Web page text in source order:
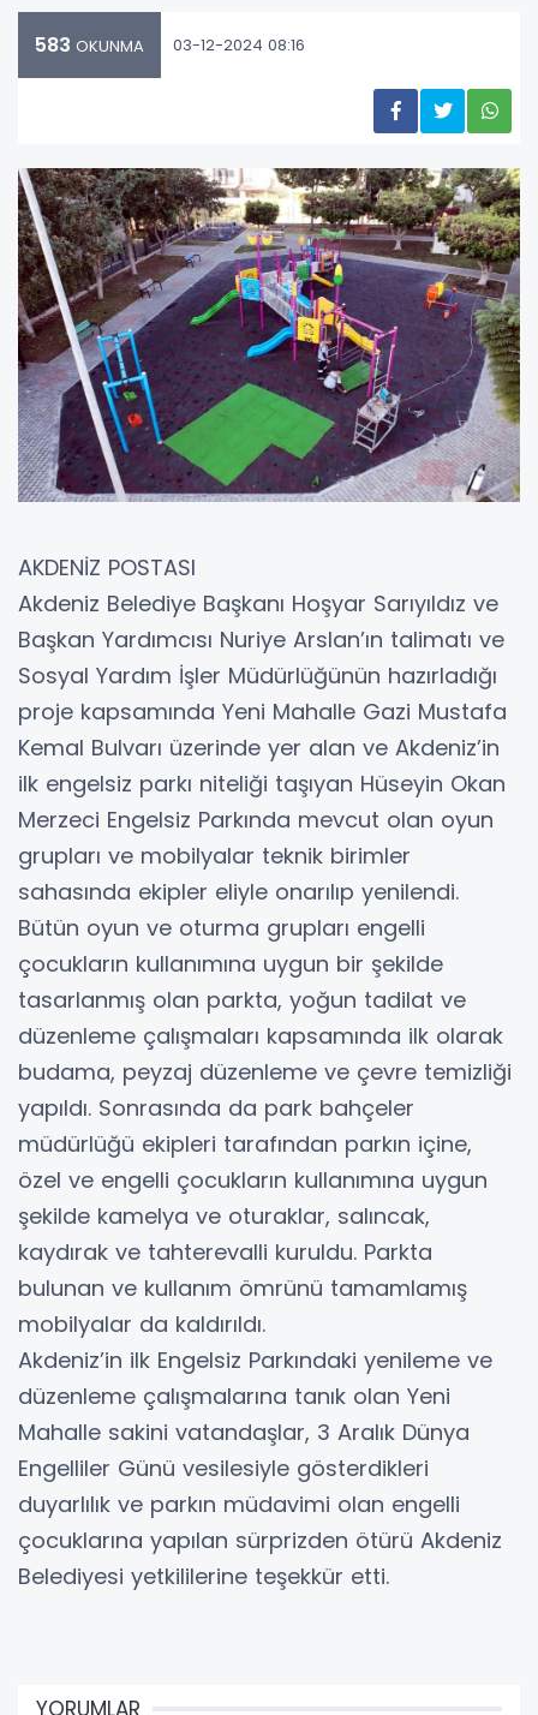
583 OKUNMA 03-12-2024 08:16
AKDENİZ POSTASI
Akdeniz Belediye Başkanı Hoşyar Sarıyıldız ve
Başkan Yardımcısı Nuriye Arslan’ın talimatı ve
Sosyal Yardım İşler Müdürlüğünün hazırladığı
proje kapsamında Yeni Mahalle Gazi Mustafa
Kemal Bulvarı üzerinde yer alan ve Akdeniz’in
ilk engelsiz parkı niteliği taşıyan Hüseyin Okan
Merzeci Engelsiz Parkında mevcut olan oyun
grupları ve mobilyalar teknik birimler
sahasında ekipler eliyle onarılıp yenilendi.
Bütün oyun ve oturma grupları engelli
çocukların kullanımına uygun bir şekilde
tasarlanmış olan parkta, yoğun tadilat ve
düzenleme çalışmaları kapsamında ilk olarak
budama, peyzaj düzenleme ve çevre temizliği
yapıldı. Sonrasında da park bahçeler
müdürlüğü ekipleri tarafından parkın içine,
özel ve engelli çocukların kullanımına uygun
şekilde kamelya ve oturaklar, salıncak,
kaydırak ve tahterevalli kuruldu. Parkta
bulunan ve kullanım ömrünü tamamlamış
mobilyalar da kaldırıldı.
Akdeniz’in ilk Engelsiz Parkındaki yenileme ve
düzenleme çalışmalarına tanık olan Yeni
Mahalle sakini vatandaşlar, 3 Aralık Dünya
Engelliler Günü vesilesiyle gösterdikleri
duyarlılık ve parkın müdavimi olan engelli
çocuklarına yapılan sürprizden ötürü Akdeniz
Belediyesi yetkililerine teşekkür etti.
YORUMLAR